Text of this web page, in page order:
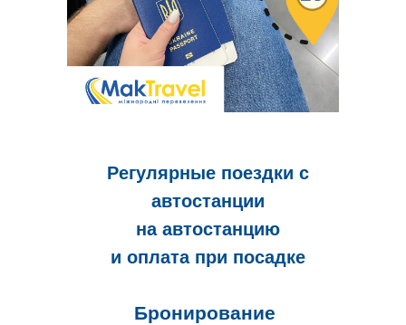
Регулярные поездки с
автостанции
на автостанцию
и оплата при посадке
Бронирование